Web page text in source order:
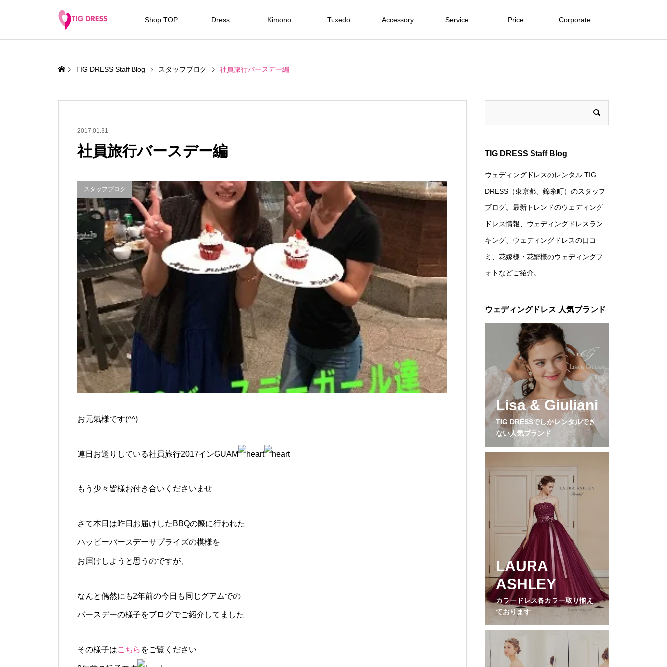
Shop TOP Dress Kimono Tuxedo Accessory Service Price Corporate
TIG DRESS Staff Blog スタッフブログ 社員旅行バースデー編
2017.01.31
社員旅行バースデー編
スタッフブログ
お元氣様です(^^)
連日お送りしている社員旅行2017インGUAM
もう少々皆様お付き合いくださいませ
さて本日は昨日お届けしたBBQの際に行われた
ハッピーバースデーサプライズの模様を
お届けしようと思うのですが、
なんと偶然にも2年前の今日も同じグアムでの
バースデーの様子をブログでご紹介してました
その様子はこちら をご覧ください
TIG DRESS Staff Blog
ウェディングドレスのレンタル TIG
DRESS（東京都、錦糸町）のスタッフ
ブログ。最新トレンドのウェディング
ドレス情報、ウェディングドレスラン
キング、ウェディングドレスの口コ
ミ、花嫁様・花婿様のウェディングフ
ォトなどご紹介。
ウェディングドレス 人気ブランド
Lisa & Giuliani
TIG DRESSでしかレンタルでき
ない人気ブランド
LAURA
ASHLEY
カラードレス各カラー取り揃え
ております